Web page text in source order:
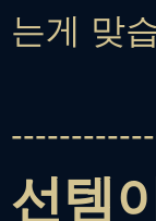
는게 맞
선템